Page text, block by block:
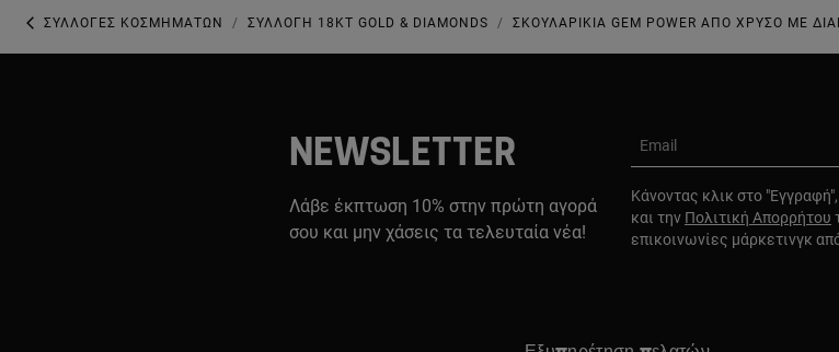
ΣΥΛΛΟΓΈΣ ΚΟΣΜΗΜΆΤΩΝ ΣΥΛΛΟΓΉ 18KT GOLD & DIAMONDS ΣΚΟΥΛΑΡΊΚΙΑ GEM POWER ΑΠΌ ΧΡΥΣΌ ΜΕ
NEWSLETTER
Λάβε έκπτωση 10% στην πρώτη αγορά
σου και μην χάσεις τα τελευταία νέα!
Email
Κάνοντας κλικ στο
και την Πολιτική Απορρήτου
επικοινωνίες μάρκετινγκ